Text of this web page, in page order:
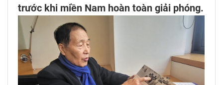
trước khi miền Nam hoàn toàn giải phóng.